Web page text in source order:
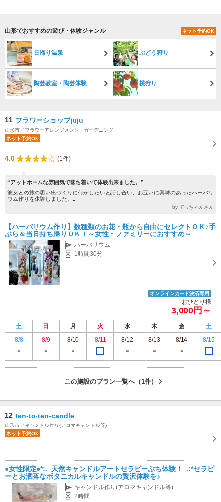
山形でおすすめの遊び・体験ジャンル ネット予約OK
日帰り温泉 ぶどう狩り
陶芸教室・陶芸体験 桃狩り
11 フラワーショップjuju
山形市／フラワーアレンジメント・ガーデニング
ネット予約OK
4.0 (1件)
“アットホームな雰囲気で落ち着いて体験出来ました。”
彼女との旅の思い出づくりに何かしたいと話し合い、お互いに興味のあったハーバリ
ウム作りを体験しました。...
by てっちゃんさん
【ハーバリウム作り】数種類のお花・瓶から自由にセレクトＯＫ♪手
ぶら＆当日持ち帰りＯＫ！～女性・ファミリーにおすすめ～
ハーバリウム
1時間30分
オンラインカード決済専用
おひとり様
3,000円～
土 日 月 火 水 木 金
土
8/8
8/9 8/10 8/11 8/12 8/13 8/14 8/15
この施設のプラン一覧へ（1件）
12 ten-to-ten-candle
山形市／キャンドル作り(アロマキャンドル等)
ネット予約OK
●女性限定●*:._天然キャンドルアートセラピーぷち体験！_.:*セラピ
ーとお洒落なボタニカルキャンドルの贅沢体験を♪
キャンドル作り(アロマキャンドル等)
2時間